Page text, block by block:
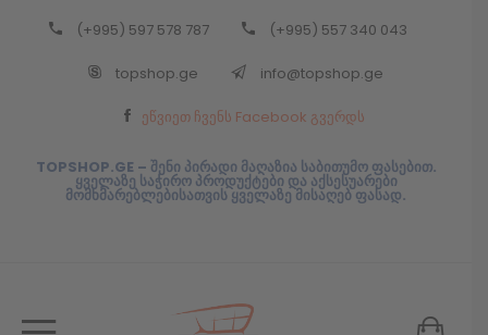
(+995) 597 578 787 (+995) 557 340 043
topshop.ge info@topshop.ge
ეწვიეთ ჩვენს Facebook გვერდს
TOPSHOP.GE – შენი პირადი მაღაზია საბითუმო ფასებით.
ყველაზე საჭირო პროდუქტები და აქსესუარები
მომხმარებლებისათვის ყველაზე მისაღებ ფასად.
Back